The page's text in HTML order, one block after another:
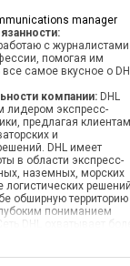
manager
с журналистами
помогая им
самое вкусное о
компании: DHL
лидером экспресс-
предлагая клиентам
и
DHL имеет
в области экспресс-
наземных, морских
логистических
обширную территорию
пониманием